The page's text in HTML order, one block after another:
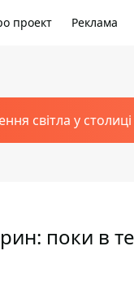
проект Реклама
світла у столиці
поки в